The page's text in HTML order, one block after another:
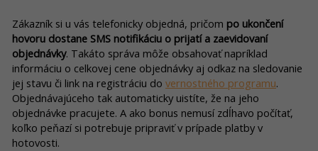
Zákazník si u vás telefonicky objedná, pričom po ukončení
hovoru dostane SMS notifikáciu o prijatí a zaevidovaní
objednávky. Takáto správa môže obsahovať napríklad
informáciu o celkovej cene objednávky aj odkaz na sledovanie
jej stavu či link na registráciu do vernostného programu.
Objednávajúceho tak automaticky uistíte, že na jeho
objednávke pracujete. A ako bonus nemusí zdĺhavo počítať,
koľko peňazí si potrebuje pripraviť v prípade platby v
hotovosti.